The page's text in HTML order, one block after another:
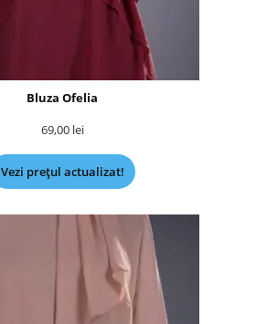
Bluza Ofelia
69,00 lei
Vezi prețul actualizat!